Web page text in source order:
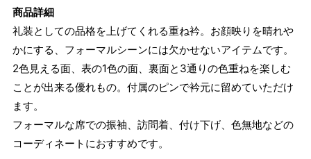
商品詳細
礼装としての品格を上げてくれる重ね衿。お顔映りを晴れや
かにする、フォーマルシーンには欠かせないアイテムです。
2色見える面、表の1色の面、裏面と3通りの色重ねを楽しむ
ことが出来る優れもの。付属のピンで衿元に留めていただけ
ます。
フォーマルな席での振袖、訪問着、付け下げ、色無地などの
コーディネートにおすすめです。